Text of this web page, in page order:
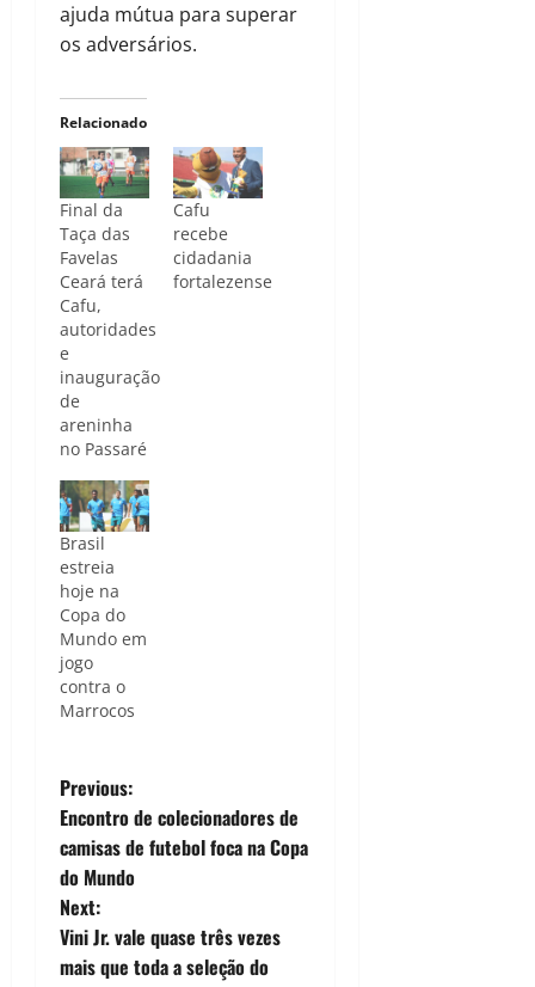
ajuda mútua para superar
os adversários.
Relacionado
Final da
Taça das
Favelas
Ceará terá
Cafu,
autoridades
e
inauguração
de
areninha
no Passaré
Cafu
recebe
cidadania
fortalezense
Brasil
estreia
hoje na
Copa do
Mundo em
jogo
contra o
Marrocos
P
o
s
t
Previous:
Encontro de colecionadores de
camisas de futebol foca na Copa
do Mundo
Next:
Vini Jr. vale quase três vezes
mais que toda a seleção do